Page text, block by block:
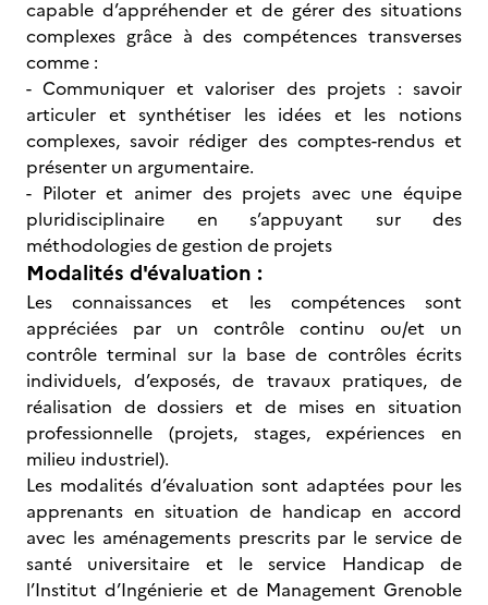
capable d’appréhender et de gérer des situations
complexes grâce à des compétences transverses
comme :
- Communiquer et valoriser des projets : savoir
articuler et synthétiser les idées et les notions
complexes, savoir rédiger des comptes-rendus et
présenter un argumentaire.
- Piloter et animer des projets avec une équipe
pluridisciplinaire en s’appuyant sur des
méthodologies de gestion de projets
Modalités d'évaluation :
Les connaissances et les compétences sont
appréciées par un contrôle continu ou/et un
contrôle terminal sur la base de contrôles écrits
individuels, d’exposés, de travaux pratiques, de
réalisation de dossiers et de mises en situation
professionnelle (projets, stages, expériences en
milieu industriel).
Les modalités d’évaluation sont adaptées pour les
apprenants en situation de handicap en accord
avec les aménagements prescrits par le service de
santé universitaire et le service Handicap de
l’Institut d’Ingénierie et de Management Grenoble